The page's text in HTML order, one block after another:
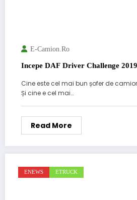
E-Camion.ro
Incepe DAF Driver Challenge 2019
Cine este cel mai bun șofer de
Și cine e cel mai…
Read More
ENEWS ETRUCK